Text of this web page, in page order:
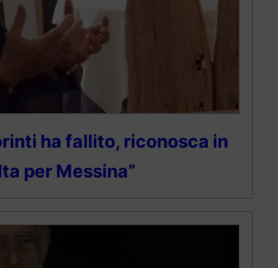
ha fallito, riconosca in
per Messina”